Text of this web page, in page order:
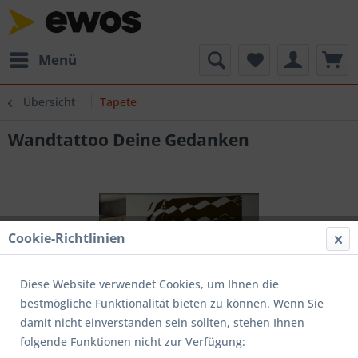
Menü
Übersicht Tapete
Wandtattoo Deine Gedanken
Cookie-Richtlinien
Diese Website verwendet Cookies, um Ihnen die
bestmögliche Funktionalität bieten zu können. Wenn Sie
damit nicht einverstanden sein sollten, stehen Ihnen
folgende Funktionen nicht zur Verfügung: